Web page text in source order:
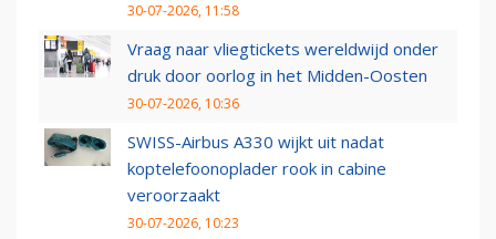
30-07-2026, 11:58
Vraag naar vliegtickets wereldwijd onder
druk door oorlog in het Midden-Oosten
30-07-2026, 10:36
SWISS-Airbus A330 wijkt uit nadat
koptelefoonoplader rook in cabine
veroorzaakt
30-07-2026, 10:23